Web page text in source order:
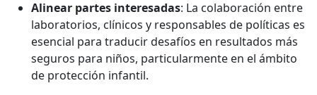
Alinear partes interesadas: La colaboración entre
laboratorios, clínicos y responsables de políticas es
esencial para traducir desafíos en resultados más
seguros para niños, particularmente en el ámbito
de protección infantil.